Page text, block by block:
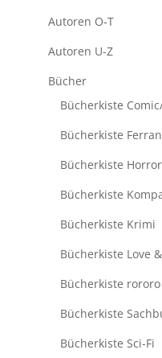
Autoren O-T
Autoren U-Z
Bücher
Bücherkiste
Bücherkiste
Bücherkiste Horror
Bücherkiste
Bücherkiste Krimi
Bücherkiste Love
Bücherkiste
Bücherkiste
Bücherkiste Sci-Fi